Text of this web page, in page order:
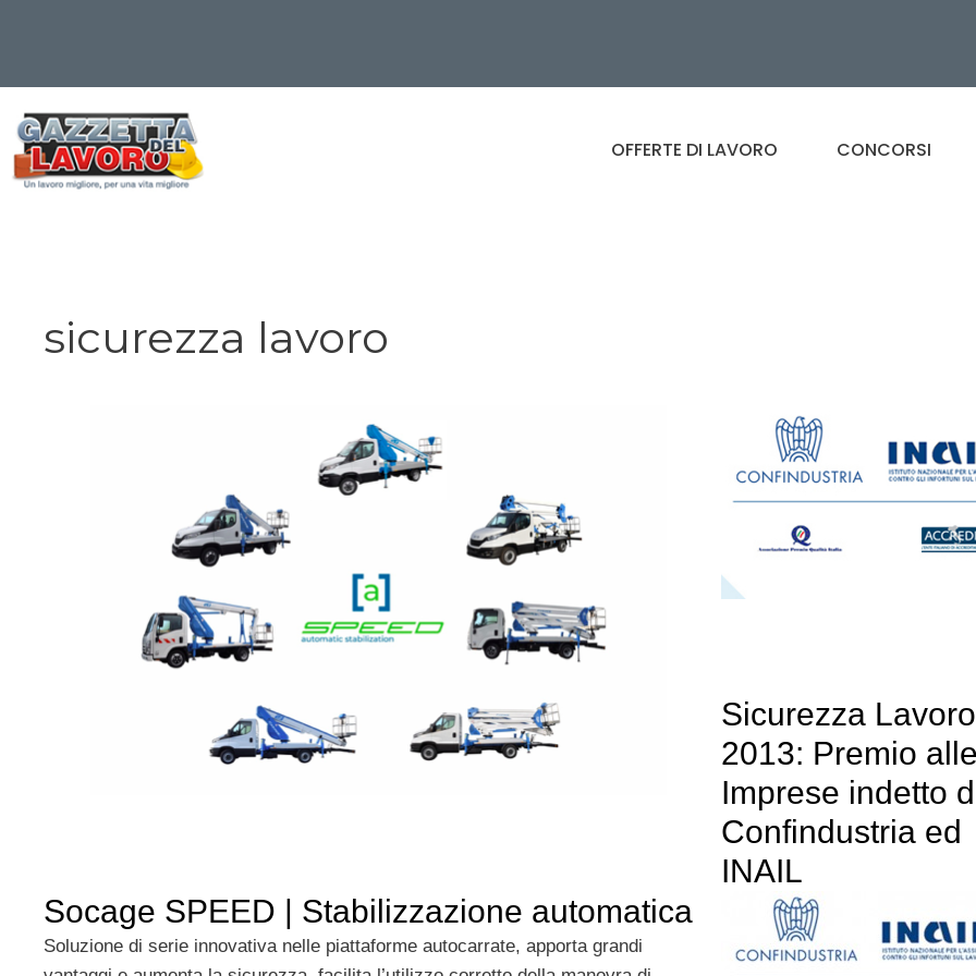
contenuto
OFFERTE DI LAVORO CONCORSI
sicurezza lavoro
Socage SPEED | Stabilizzazione automatica
Soluzione di serie innovativa nelle piattaforme autocarrate, apporta grandi
Sicurezza Lavoro
2013: Premio
Imprese indetto
Confindustria ed
INAIL